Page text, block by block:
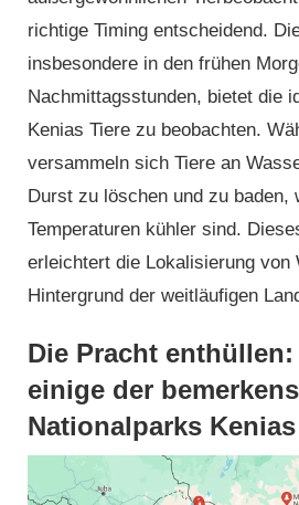
richtige Timing entscheidend.
insbesondere in den frühen
Nachmittagsstunden, bietet die
Kenias Tiere zu beobachten.
versammeln sich Tiere an
Durst zu löschen und zu baden,
Temperaturen kühler sind.
erleichtert die Lokalisierung von
Hintergrund der weitläufigen
Die Pracht
einige der
Nationalparks Kenias